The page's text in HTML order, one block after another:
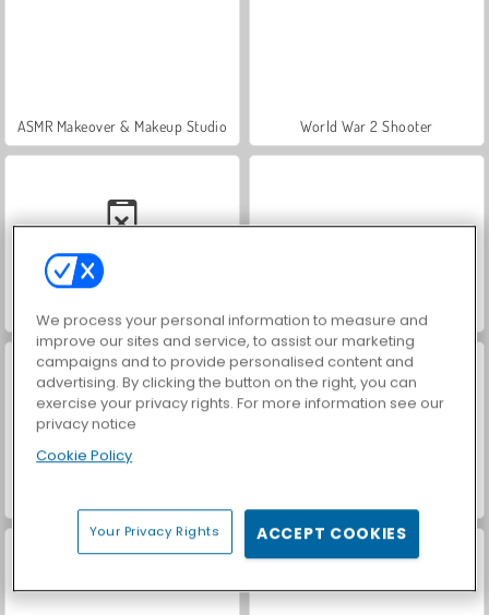
ASMR Makeover & Makeup Studio World War 2 Shooter
Farm Merge Valley
We process your personal information to measure and
improve our sites and service, to assist our marketing
campaigns and to provide personalised content and
advertising. By clicking the button on the right, you can
exercise your privacy rights. For more information see our
privacy notice
Cookie Policy
Your Privacy Rights ACCEPT COOKIES